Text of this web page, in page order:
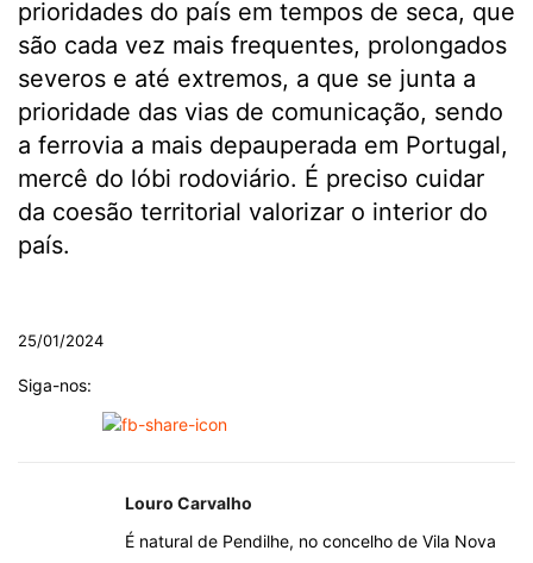
prioridades do país em tempos de seca, que
são cada vez mais frequentes, prolongados
severos e até extremos, a que se junta a
prioridade das vias de comunicação, sendo
a ferrovia a mais depauperada em Portugal,
mercê do lóbi rodoviário. É preciso cuidar
da coesão territorial valorizar o interior do
país.
25/01/2024
Siga-nos:
Louro Carvalho
É natural de Pendilhe, no concelho de Vila Nova